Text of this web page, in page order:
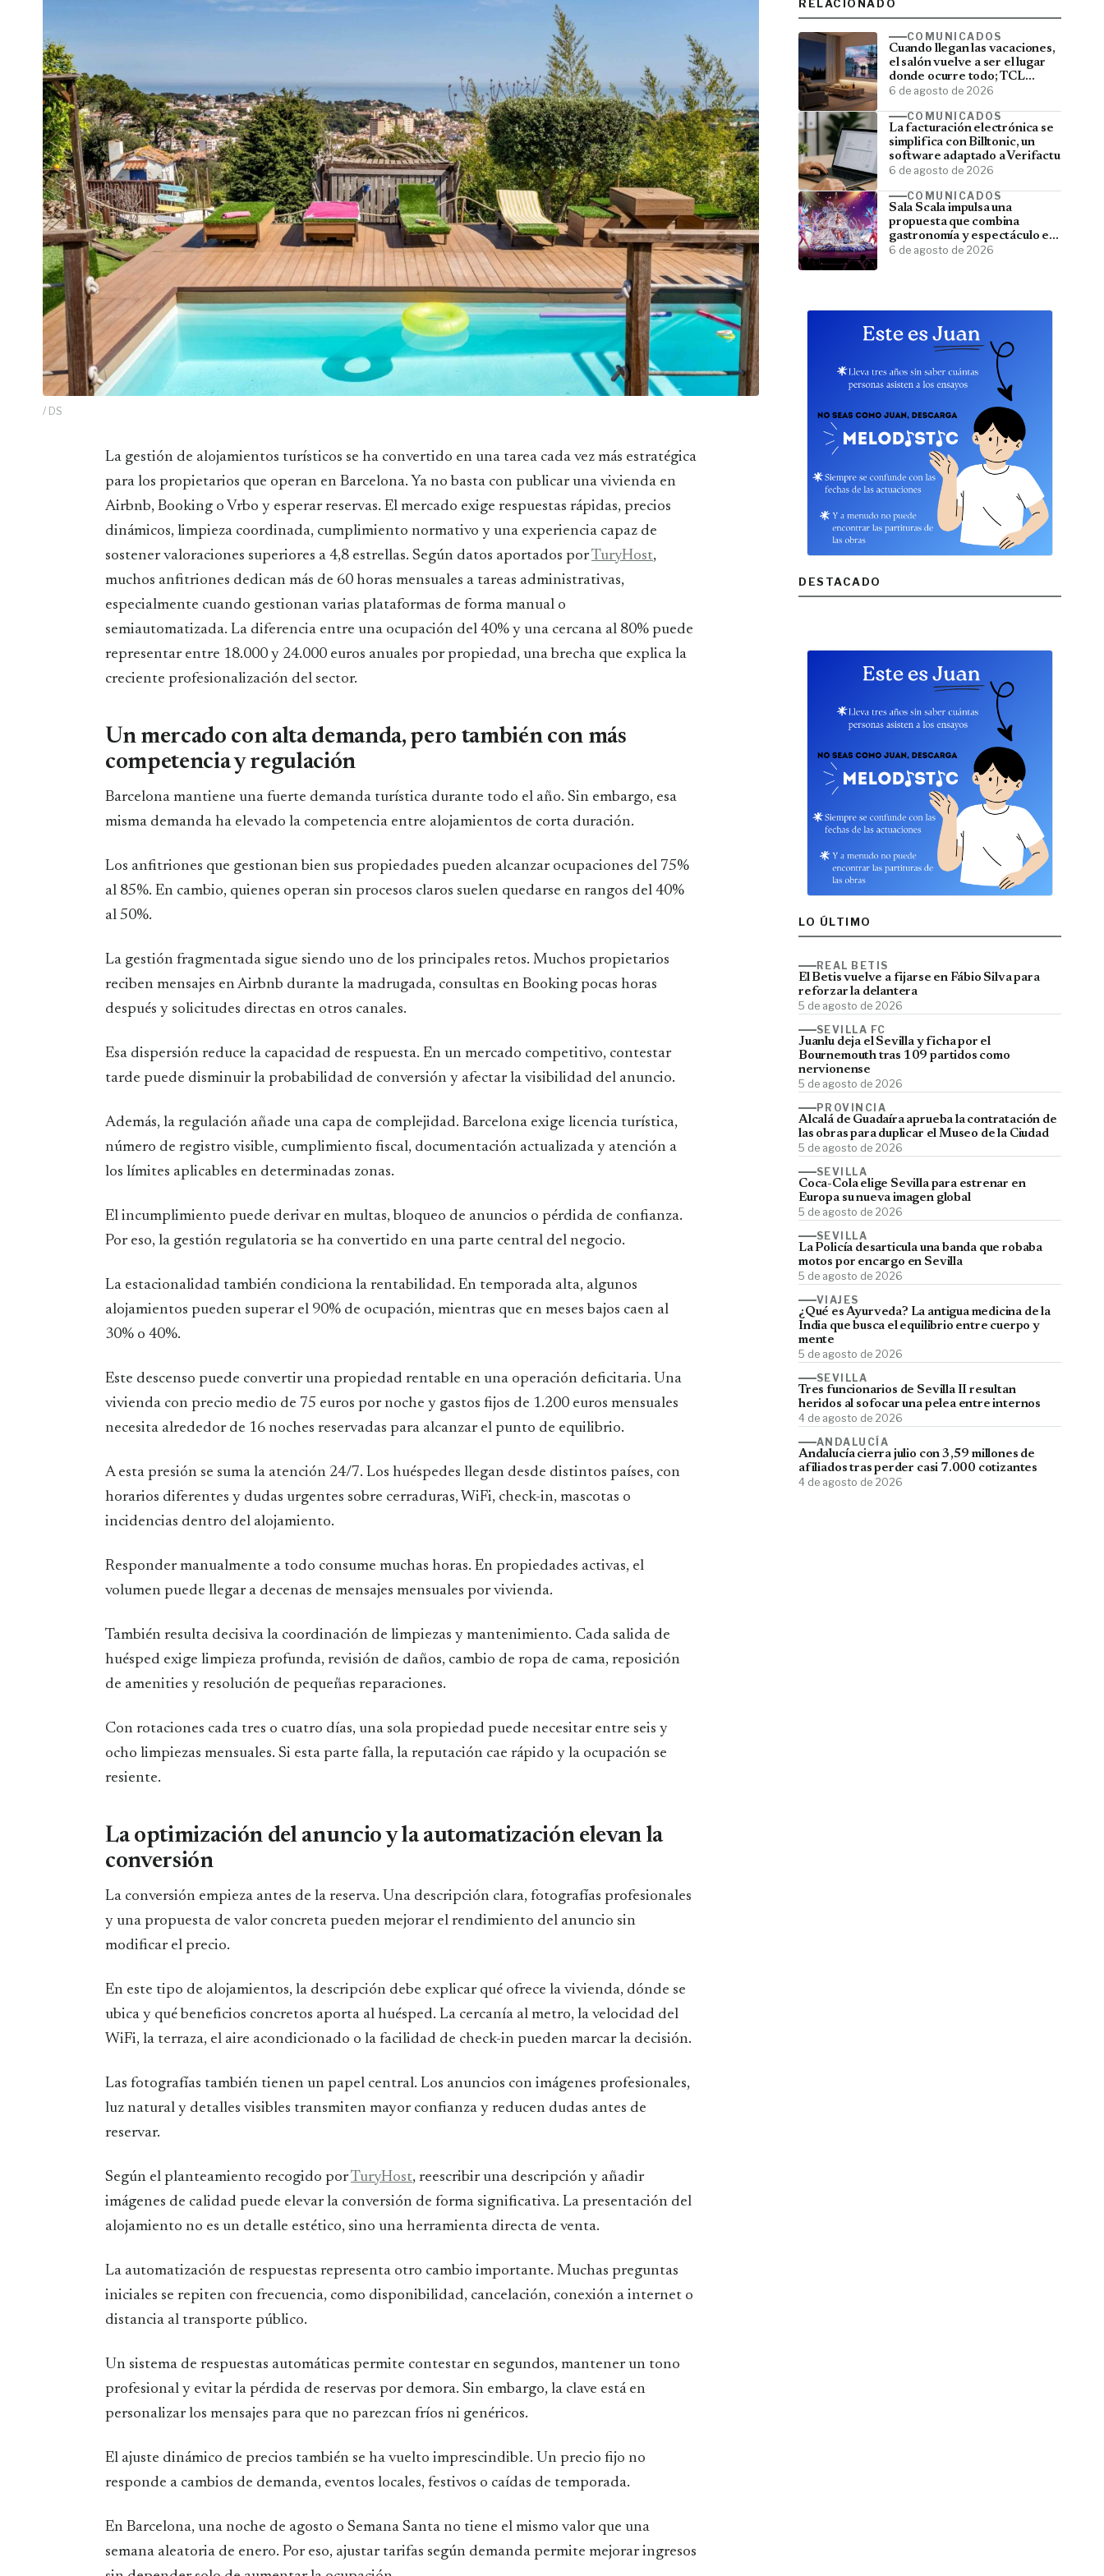
/ DS
La gestión de alojamientos turísticos se ha convertido en una tarea cada vez más estratégica
para los propietarios que operan en Barcelona. Ya no basta con publicar una vivienda en
Airbnb, Booking o Vrbo y esperar reservas. El mercado exige respuestas rápidas, precios
dinámicos, limpieza coordinada, cumplimiento normativo y una experiencia capaz de
sostener valoraciones superiores a 4,8 estrellas. Según datos aportados porTuryHost,
muchos anfitriones dedican más de 60 horas mensuales a tareas administrativas,
especialmente cuando gestionan varias plataformas de forma manual o
semiautomatizada. La diferencia entre una ocupación del 40% y una cercana al 80% puede
representar entre 18.000 y 24.000 euros anuales por propiedad, una brecha que explica la
creciente profesionalización del sector.
Un mercado con alta demanda, pero también con más
competencia y regulación
Barcelona mantiene una fuerte demanda turística durante todo el año. Sin embargo, esa
misma demanda ha elevado la competencia entre alojamientos de corta duración.
Los anfitriones que gestionan bien sus propiedades pueden alcanzar ocupaciones del 75%
al 85%. En cambio, quienes operan sin procesos claros suelen quedarse en rangos del 40%
al 50%.
La gestión fragmentada sigue siendo uno de los principales retos. Muchos propietarios
reciben mensajes en Airbnb durante la madrugada, consultas en Booking pocas horas
después y solicitudes directas en otros canales.
Esa dispersión reduce la capacidad de respuesta. En un mercado competitivo, contestar
tarde puede disminuir la probabilidad de conversión y afectar la visibilidad del anuncio.
Además, la regulación añade una capa de complejidad. Barcelona exige licencia turística,
número de registro visible, cumplimiento fiscal, documentación actualizada y atención a
los límites aplicables en determinadas zonas.
El incumplimiento puede derivar en multas, bloqueo de anuncios o pérdida de confianza.
Por eso, la gestión regulatoria se ha convertido en una parte central del negocio.
La estacionalidad también condiciona la rentabilidad. En temporada alta, algunos
alojamientos pueden superar el 90% de ocupación, mientras que en meses bajos caen al
30% o 40%.
Este descenso puede convertir una propiedad rentable en una operación deficitaria. Una
vivienda con precio medio de 75 euros por noche y gastos fijos de 1.200 euros mensuales
necesita alrededor de 16 noches reservadas para alcanzar el punto de equilibrio.
A esta presión se suma la atención 24/7. Los huéspedes llegan desde distintos países, con
horarios diferentes y dudas urgentes sobre cerraduras, WiFi, check-in, mascotas o
incidencias dentro del alojamiento.
Responder manualmente a todo consume muchas horas. En propiedades activas, el
volumen puede llegar a decenas de mensajes mensuales por vivienda.
También resulta decisiva la coordinación de limpiezas y mantenimiento. Cada salida de
huésped exige limpieza profunda, revisión de daños, cambio de ropa de cama, reposición
de amenities y resolución de pequeñas reparaciones.
Con rotaciones cada tres o cuatro días, una sola propiedad puede necesitar entre seis y
ocho limpiezas mensuales. Si esta parte falla, la reputación cae rápido y la ocupación se
resiente.
La optimización del anuncio y la automatización elevan la
conversión
La conversión empieza antes de la reserva. Una descripción clara, fotografías profesionales
y una propuesta de valor concreta pueden mejorar el rendimiento del anuncio sin
modificar el precio.
En este tipo de alojamientos, la descripción debe explicar qué ofrece la vivienda, dónde se
ubica y qué beneficios concretos aporta al huésped. La cercanía al metro, la velocidad del
WiFi, la terraza, el aire acondicionado o la facilidad de check-in pueden marcar la decisión.
Las fotografías también tienen un papel central. Los anuncios con imágenes profesionales,
luz natural y detalles visibles transmiten mayor confianza y reducen dudas antes de
reservar.
Según el planteamiento recogido porTuryHost, reescribir una descripción y añadir
imágenes de calidad puede elevar la conversión de forma significativa. La presentación del
alojamiento no es un detalle estético, sino una herramienta directa de venta.
La automatización de respuestas representa otro cambio importante. Muchas preguntas
iniciales se repiten con frecuencia, como disponibilidad, cancelación, conexión a internet o
distancia al transporte público.
Un sistema de respuestas automáticas permite contestar en segundos, mantener un tono
profesional y evitar la pérdida de reservas por demora. Sin embargo, la clave está en
personalizar los mensajes para que no parezcan fríos ni genéricos.
El ajuste dinámico de precios también se ha vuelto imprescindible. Un precio fijo no
responde a cambios de demanda, eventos locales, festivos o caídas de temporada.
En Barcelona, una noche de agosto o Semana Santa no tiene el mismo valor que una
semana aleatoria de enero. Por eso, ajustar tarifas según demanda permite mejorar ingresos
RELACIONADO
COMUNICADOS
Cuando llegan las vacaciones,
el salón vuelve a ser el lugar
donde ocurre todo; TCL
convierte el televisor en el
6 de agosto de 2026
COMUNICADOS
La facturación electrónica se
simplifica con Billtonic, un
software adaptado a Verifactu
6 de agosto de 2026
COMUNICADOS
Sala Scala impulsa una
propuesta que combina
gastronomía y espectáculo en
Gran Canaria
6 de agosto de 2026
DESTACADO
LO ÚLTIMO
REAL BETIS
El Betis vuelve a fijarse en Fábio Silva para
reforzar la delantera
5 de agosto de 2026
SEVILLA FC
Juanlu deja el Sevilla y ficha por el
Bournemouth tras 109 partidos como
nervionense
5 de agosto de 2026
PROVINCIA
Alcalá de Guadaíra aprueba la contratación de
las obras para duplicar el Museo de la Ciudad
5 de agosto de 2026
SEVILLA
Coca-Cola elige Sevilla para estrenar en
Europa su nueva imagen global
5 de agosto de 2026
SEVILLA
La Policía desarticula una banda que robaba
motos por encargo en Sevilla
5 de agosto de 2026
VIAJES
¿Qué es Ayurveda? La antigua medicina de la
India que busca el equilibrio entre cuerpo y
mente
5 de agosto de 2026
SEVILLA
Tres funcionarios de Sevilla II resultan
heridos al sofocar una pelea entre internos
4 de agosto de 2026
ANDALUCÍA
Andalucía cierra julio con 3,59 millones de
afiliados tras perder casi 7.000 cotizantes
4 de agosto de 2026